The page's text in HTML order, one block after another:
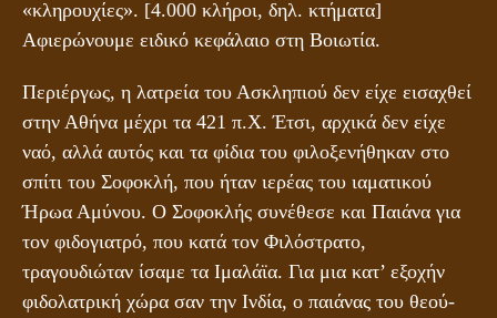
«κληρουχίες». [4.000 κλήροι, δηλ. κτήματα]
Αφιερώνουμε ειδικό κεφάλαιο στη Βοιωτία.
Περιέργως, η λατρεία του Ασκληπιού δεν είχε εισαχθεί
στην Αθήνα μέχρι τα 421 π.Χ. Έτσι, αρχικά δεν είχε
ναό, αλλά αυτός και τα φίδια του φιλοξενήθηκαν στο
σπίτι του Σοφοκλή, που ήταν ιερέας του ιαματικού
Ήρωα Αμύνου. Ο Σοφοκλής συνέθεσε και Παιάνα για
τον φιδογιατρό, που κατά τον Φιλόστρατο,
τραγουδιώταν ίσαμε τα Ιμαλάϊα. Για μια κατ’ εξοχήν
φιδολατρική χώρα σαν την Ινδία, ο παιάνας του θεού-